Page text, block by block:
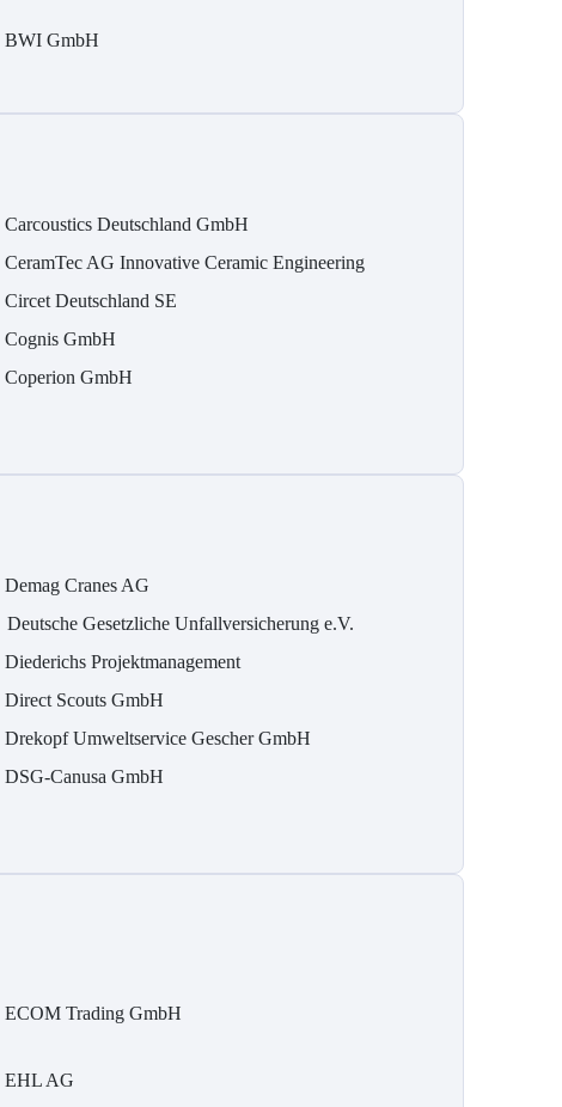
BWI GmbH
Carcoustics Deutschland GmbH
CeramTec AG Innovative Ceramic Engineering
Circet Deutschland SE
Cognis GmbH
Coperion GmbH
Demag Cranes AG
Deutsche Gesetzliche Unfallversicherung e.V.
Diederichs Projektmanagement
Direct Scouts GmbH
Drekopf Umweltservice Gescher GmbH
DSG-Canusa GmbH
ECOM Trading GmbH
EHL AG